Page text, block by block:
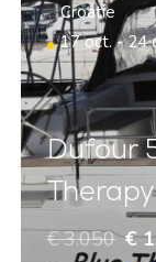
Croatie
17 oct. - 24
Dufour
Therapy
€ 3.050 €